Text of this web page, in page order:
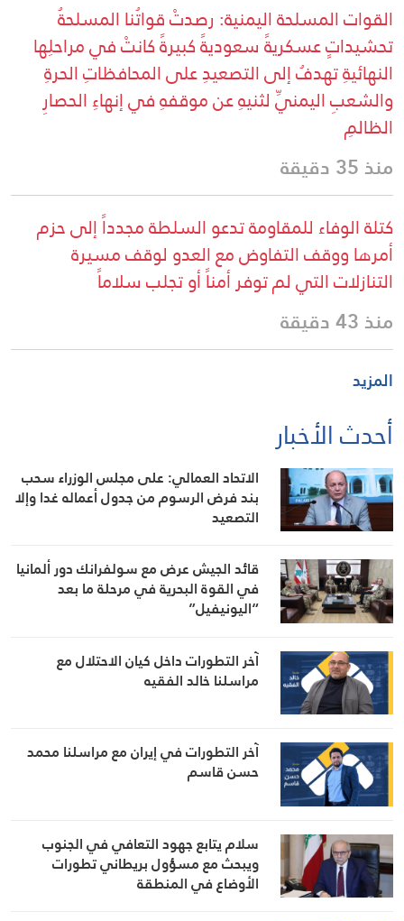
القوات المسلحة اليمنية: رصدتْ قواتُنا المسلحةُ
تحشيداتٍ عسكريةً سعوديةً كبيرةً كانتْ في مراحلِها
النهائيةِ تهدفُ إلى التصعيدِ على المحافظاتِ الحرةِ
والشعبِ اليمنيِّ لثنيهِ عن موقفهِ في إنهاءِ الحصارِ
الظالمِ
منذ 35 دقيقة
كتلة الوفاء للمقاومة تدعو السلطة مجدداً إلى حزم
أمرها ووقف التفاوض مع العدو لوقف مسيرة
التنازلات التي لم توفر أمناً أو تجلب سلاماً
منذ 43 دقيقة
المزيد
أحدث الأخبار
الاتحاد العمالي: على مجلس الوزراء سحب
بند فرض الرسوم من جدول أعماله غدا وإلا
التصعيد
قائد الجيش عرض مع سولفرانك دور ألمانيا
في القوة البحرية في مرحلة ما بعد
“اليونيفيل”
آخر التطورات داخل كيان الاحتلال مع
مراسلنا خالد الفقيه
آخر التطورات في إيران مع مراسلنا محمد
حسن قاسم
سلام يتابع جهود التعافي في الجنوب
ويبحث مع مسؤول بريطاني تطورات
الأوضاع في المنطقة